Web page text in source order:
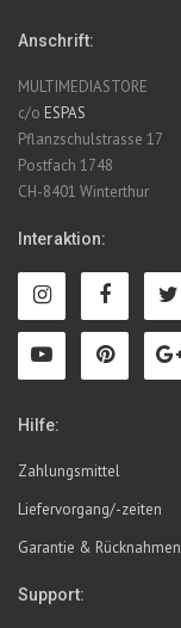
Anschrift:
MULTIMEDIASTORE
c/o ESPAS
Pflanzschulstrasse 17
Postfach 1748
CH-8401 Winterthur
Interaktion:
Hilfe:
Zahlungsmittel
Liefervorgang/-zeiten
Garantie & Rücknahmen
Support: